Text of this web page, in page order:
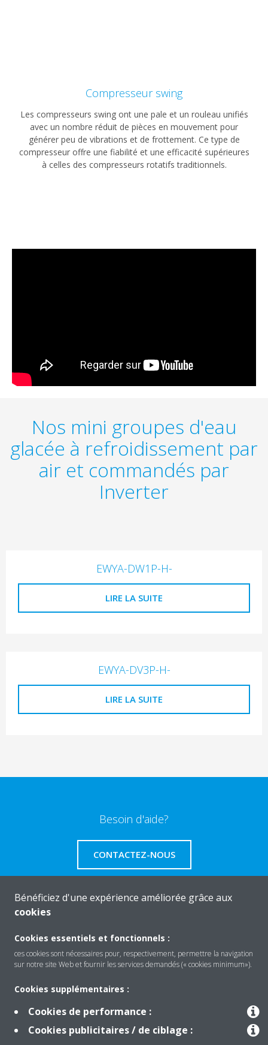
Compresseur swing
Les compresseurs swing ont une pale et un rouleau unifiés
avec un nombre réduit de pièces en mouvement pour
générer peu de vibrations et de frottement. Ce type de
compresseur offre une fiabilité et une efficacité supérieures
à celles des compresseurs rotatifs traditionnels.
Nos mini groupes d'eau
glacée à refroidissement par
air et commandés par
Inverter
EWYA-DW1P-H-
LIRE LA SUITE
EWYA-DV3P-H-
LIRE LA SUITE
Besoin d'aide?
CONTACTEZ-NOUS
Solutions
À propos de Daikin
Bénéficiez d'une expérience améliorée grâce aux
cookies
Cookies essentiels et fonctionnels :
ces cookies sont nécessaires pour, respectivement, permettre la navigation
sur notre site Web et fournir les services demandés (« cookies minimum»).
Cookies supplémentaires :
Cookies de performance :
Cookies publicitaires / de ciblage :